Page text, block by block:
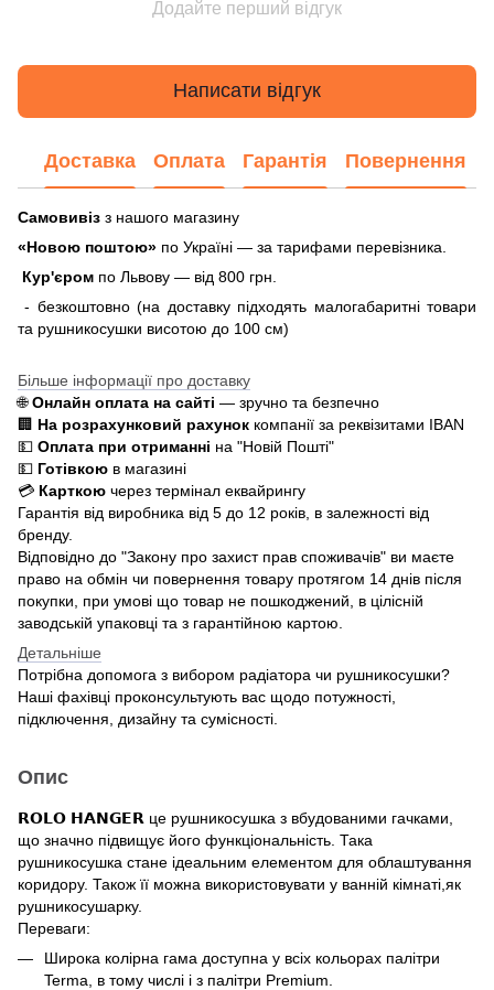
Додайте перший відгук
Написати відгук
Доставка Оплата Гарантія Повернення
Самовивіз з нашого магазину
«Новою поштою» по Україні — за тарифами перевізника.
Кур'єром по Львову — від 800 грн.
- безкоштовно (на доставку підходять малогабаритні товари
та рушникосушки висотою до 100 см)
Більше інформації про доставку
🌐Онлайн оплата на сайті — зручно та безпечно
🏢 На розрахунковий рахунок компанії за реквізитами IBAN
💵 Оплата при отриманні на "Новій Пошті"
💵 Готівкою в магазині
💳 Карткою через термінал еквайрингу
Гарантія від виробника від 5 до 12 років, в залежності від
бренду.
Відповідно до "Закону про захист прав споживачів" ви маєте
право на обмін чи повернення товару протягом 14 днів після
покупки, при умові що товар не пошкоджений, в цілісній
заводській упаковці та з гарантійною картою.
Детальніше
Потрібна допомога з вибором радіатора чи рушникосушки?
Наші фахівці проконсультують вас щодо потужності,
підключення, дизайну та сумісності.
Опис
𝗥𝗢𝗟𝗢 𝗛𝗔𝗡𝗚𝗘𝗥 це рушникосушка з вбудованими гачками,
що значно підвищує його функціональність. Така
рушникосушка стане ідеальним елементом для облаштування
коридору. Також її можна використовувати у ванній кімнаті,як
рушникосушарку.
Переваги:
Широка колірна гама доступна у всіх кольорах палітри
Terma, в тому числі і з палітри Premium.